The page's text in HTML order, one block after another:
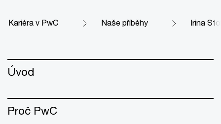
Kariéra v PwC Naše příběhy Irina
Úvod
Proč PwC